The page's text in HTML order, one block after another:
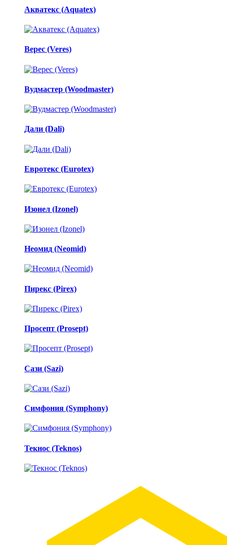
Акватекс (Aquatex)
Верес (Veres)
Вудмастер (Woodmaster)
Дали (Dali)
Евротекс (Eurotex)
Изонел (Izonel)
Неомид (Neomid)
Пирекс (Pirex)
Просепт (Prosept)
Сази (Sazi)
Симфония (Symphony)
Текнос (Teknos)